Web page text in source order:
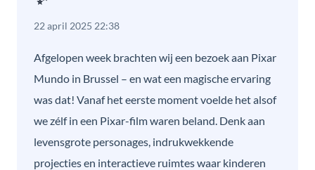
22 april 2025 22:38
Afgelopen week brachten wij een bezoek aan Pixar
Mundo in Brussel – en wat een magische ervaring
was dat! Vanaf het eerste moment voelde het alsof
we zélf in een Pixar-film waren beland. Denk aan
levensgrote personages, indrukwekkende
projecties en interactieve ruimtes waar kinderen